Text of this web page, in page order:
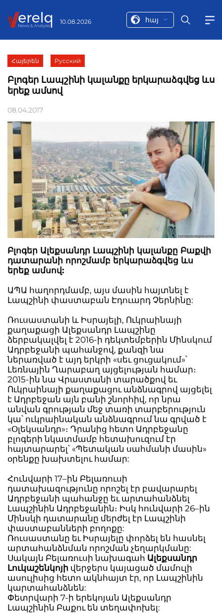
10.08.2026 հայ
Հայերեն Русский
Բլոգեր Լապշինի կալանքը երկարաձգվեց ևս
երեք ամսով
08.04.2017
Բլոգեր Ալեքսանդր Լապշինի կալանքը Բաքվի
դատարանի որոշմամբ երկարաձգվեց ևս
երեք ամսով:
ԱՊԱ հաղորդմամբ, այս մասին հայտնել է
Լապշինի փաստաբան Էդուարդ Չերնինը:
Ռուսաստանի և Իսրայելի, Ուկրաինայի
քաղաքացի Ալեքսանդր Լապշինը
ձերբակալվել է 2016-ի դեկտեմբերին Մինսկում
Ադրբեջանի պահանջով, քանզի նա
ներառված է այդ երկրի «սեւ ցուցակում»՝
Լեռնային Ղարաբաղ այցելության համար։
2015-ին նա Վրաստանի տարածքով եւ
Ուկրաինայի քաղաքացու անձնագրով այցելել
է Ադրբեջան այն բանի շնորհիվ, որ նրա
անվան գրության մեջ տառի տարբերություն
կա՝ ուկրաինական անձնագրում նա գրված է
«Օլեկսանդր»։ Դրանից հետո Ադրբեջանը
բլոգերի նկատմամբ հետախուզում էր
հայտարարել՝ «Պետական սահմանի մասին»
օրենքը խախտելու համար:
Հունվարի 17–ին Բելառուսի
դատախազությունը որոշել էր բավարարել
Ադրբեջանի պահանջը եւ արտահանձնել
Լապշինին Ադրբեջանին։ Իսկ հունվարի 26–ին
Մինսկի դատարանը մերժել էր Լապշինի
փաստաբանների բողոքը:
Ռուսաստանը եւ Իսրայելը փորձել են հասնել
արտահանձնման որոշման չեղարկմանը:
Սակայն Բելառուսի նախագահ Ալեքսանդր
Լուկաշենկոյի վերջերս կայացած մամուլի
ասուլիսից հետո ակնհայտ էր, որ Լապշինին
կարտահանձնեն:
Փետրվարի 7-ի երեկոյան Ալեքսանդր
Լապշինին Բաքու են տեղափոխել: